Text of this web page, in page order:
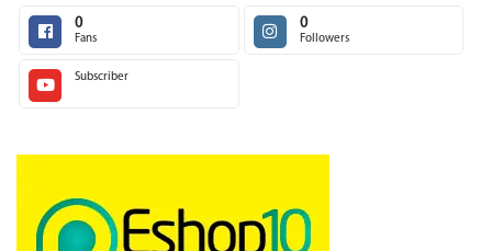
0
Fans
0
Followers
Subscriber